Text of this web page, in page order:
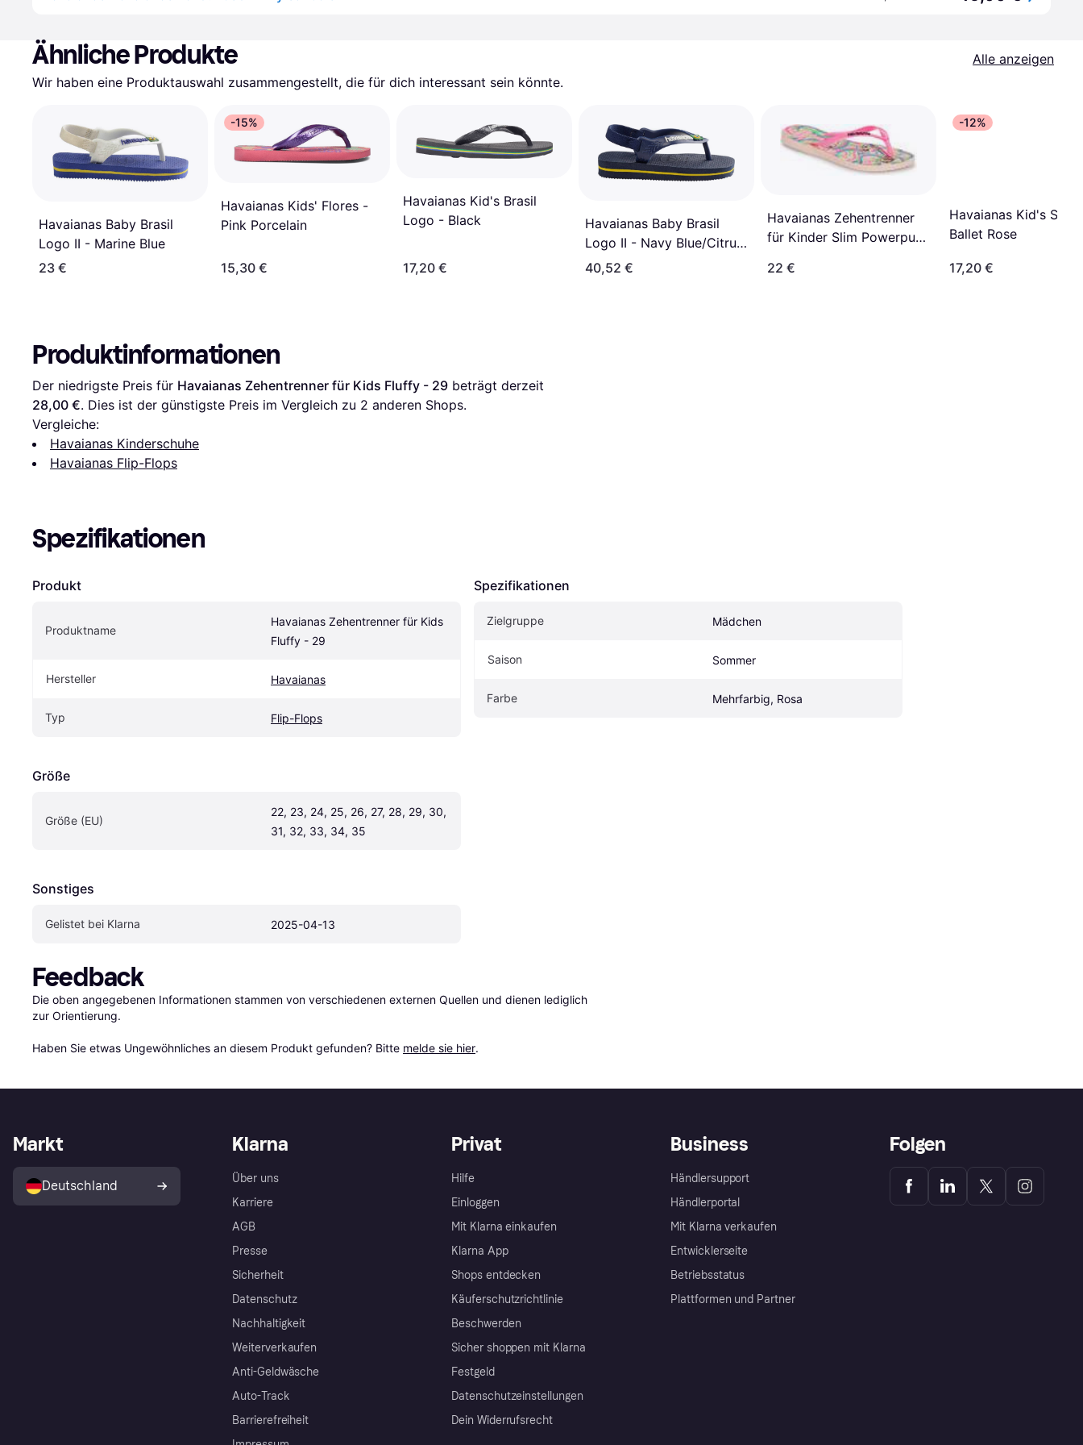
Ähnliche Produkte
Alle anzeigen
Wir haben eine Produktauswahl zusammengestellt, die für dich interessant sein könnte.
Havaianas Baby Brasil
Logo II - Marine Blue
23 €
-15%
Havaianas Kids' Flores -
Pink Porcelain
15,30 €
Havaianas Kid's Brasil
Logo - Black
17,20 €
Havaianas Baby Brasil
Logo II - Navy Blue/Citrus
Yellow
40,52 €
Havaianas Zehentrenner
für Kinder Slim Powerpuff
22 €
-12%
Havaianas Kid's Slim
Ballet Rose
17,20 €
Produktinformationen
Der niedrigste Preis für Havaianas Zehentrenner für Kids Fluffy - 29
28,00 €. Dies ist der günstigste Preis im Vergleich zu 2 anderen Shops.
Vergleiche:
Havaianas Kinderschuhe
Havaianas Flip-Flops
Spezifikationen
Produkt
Produktname
Havaianas Zehentrenner für Kids
Fluffy - 29
Hersteller Havaianas
Typ Flip-Flops
Größe
Größe (EU)
22, 23, 24, 25, 26, 27, 28, 29, 30,
31, 32, 33, 34, 35
Sonstiges
Gelistet bei Klarna 2025-04-13
Spezifikationen
Zielgruppe Mädchen
Saison Sommer
Farbe Mehrfarbig, Rosa
Feedback
Die oben angegebenen Informationen stammen von verschiedenen externen Quellen und dienen lediglich
zur Orientierung.
Haben Sie etwas Ungewöhnliches an diesem Produkt gefunden? Bitte melde sie hier.
Klarna
Über uns
Karriere
AGB
Presse
Sicherheit
Datenschutz
Nachhaltigkeit
Weiterverkaufen
Anti-Geldwäsche
Auto-Track
Barrierefreiheit
Privat
Hilfe
Einloggen
Mit Klarna einkaufen
Klarna App
Shops entdecken
Käuferschutzrichtlinie
Beschwerden
Sicher shoppen mit Klarna
Festgeld
Datenschutzeinstellungen
Dein Widerrufsrecht
Business
Händlersupport
Händlerportal
Mit Klarna verkaufen
Entwicklerseite
Betriebsstatus
Plattformen und Partner
Markt
Deutschland
Folgen